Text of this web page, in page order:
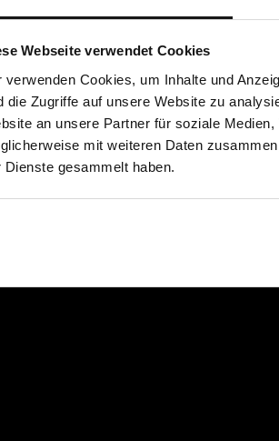
Webseite verwendet Cookies
verwenden Cookies, um Inhalte und
die Zugriffe auf unsere Website zu
an unsere Partner für soziale
mit weiteren Daten
Dienste gesammelt haben.
Alle
MARK
DREI
DIE SCHÖNE